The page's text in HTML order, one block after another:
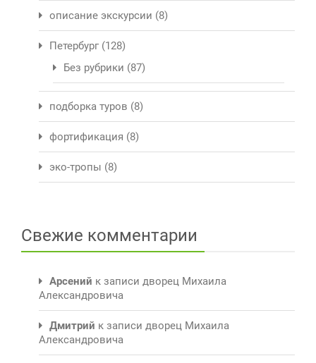
описание экскурсии (8)
Петербург (128)
Без рубрики (87)
подборка туров (8)
фортификация (8)
эко-тропы (8)
Свежие комментарии
Арсений к записи дворец Михаила
Александровича
Дмитрий к записи дворец Михаила
Александровича